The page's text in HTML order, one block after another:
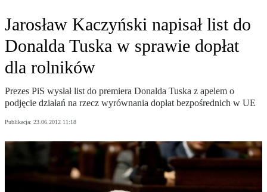
Jarosław Kaczyński napisał list do
Donalda Tuska w sprawie dopłat
dla rolników
Prezes PiS wysłał list do premiera Donalda Tuska z apelem o
podjęcie działań na rzecz wyrównania dopłat bezpośrednich w UE
Publikacja: 23.06.2012 11:18